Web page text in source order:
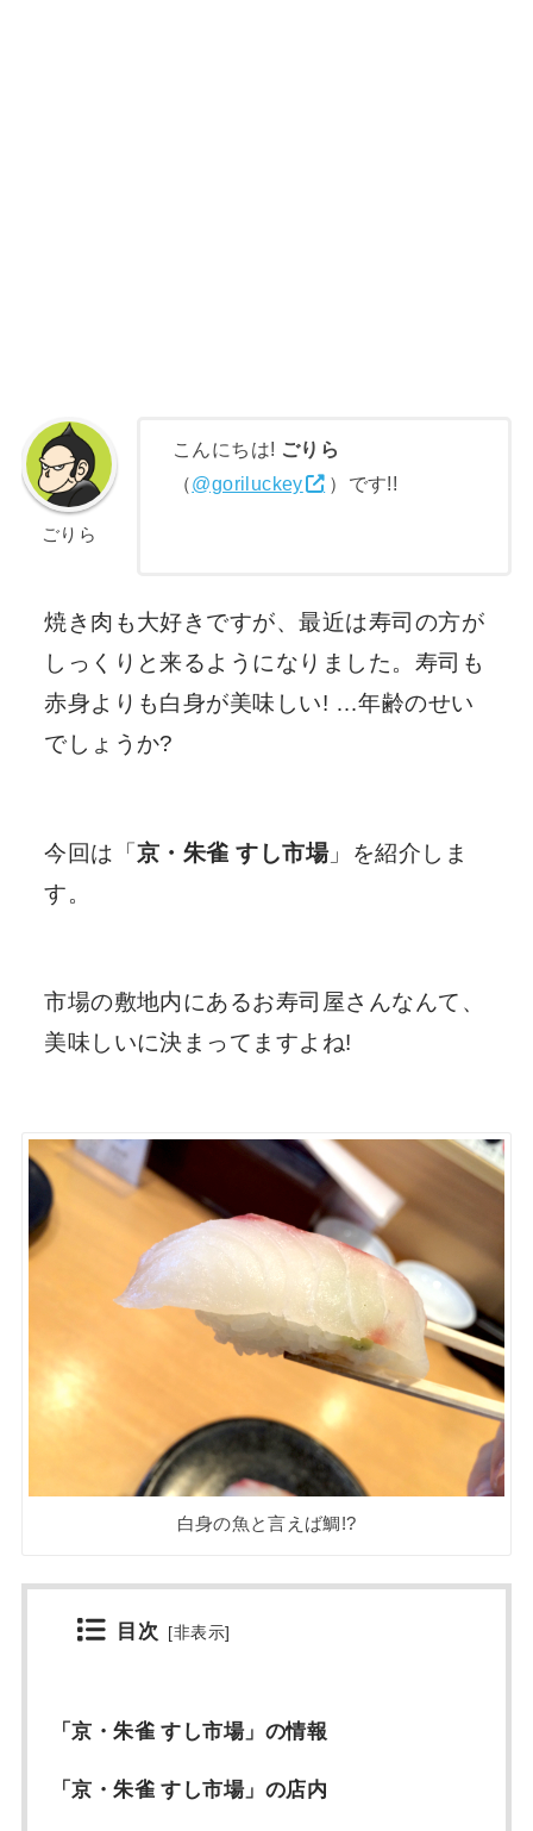
ごりら
こんにちは! ごりら
（@goriluckey ）です!!
焼き肉も大好きですが、最近は寿司の方が
しっくりと来るようになりました。寿司も
赤身よりも白身が美味しい! …年齢のせい
でしょうか?
今回は「京・朱雀 すし市場」を紹介しま
す。
市場の敷地内にあるお寿司屋さんなんて、
美味しいに決まってますよね!
白身の魚と言えば鯛!?
目次 [非表示]
「京・朱雀 すし市場」の情報
「京・朱雀 すし市場」の店内